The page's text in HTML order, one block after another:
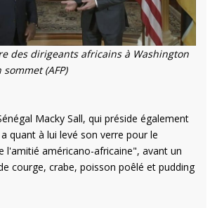
des dirigeants africains à Washington
(AFP)
Macky Sall, qui préside également
quant à lui levé son verre pour le
l'amitié américano-africaine", avant un
courge, crabe, poisson poêlé et pudding